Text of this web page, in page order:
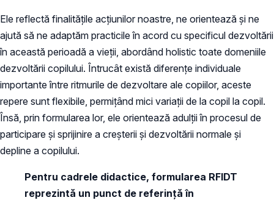
Ele reflectă finalitățile acțiunilor noastre, ne orientează și ne
ajută să ne adaptăm practicile în acord cu specificul dezvoltării
în această perioadă a vieții, abordând holistic toate domeniile
dezvoltării copilului. Întrucât există diferențe individuale
importante între ritmurile de dezvoltare ale copiilor, aceste
repere sunt flexibile, permițând mici variații de la copil la copil.
Însă, prin formularea lor, ele orientează adulții în procesul de
participare și sprijinire a creșterii și dezvoltării normale și
depline a copilului.
Pentru cadrele didactice, formularea RFIDT
reprezintă un punct de referință în